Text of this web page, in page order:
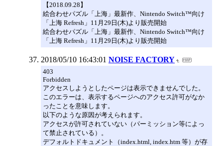
【2018.09.28】
絵合わせパズル「上海」最新作、Nintendo Switch™向け
「上海 Refresh」11月29日(木)より販売開始
絵合わせパズル「上海」最新作、Nintendo Switch™向け
「上海 Refresh」11月29日(木)より販売開始
2018/05/10 16:43:01 NOISE FACTORY
403
Forbidden
アクセスしようとしたページは表示できませんでした。
このエラーは、表示するページへのアクセス許可がなか
ったことを意味します。
以下のような原因が考えられます。
アクセスが許可されていない（パーミッション等によっ
て禁止されている）。
デフォルトドキュメント（index.html, index.htm 等）が存